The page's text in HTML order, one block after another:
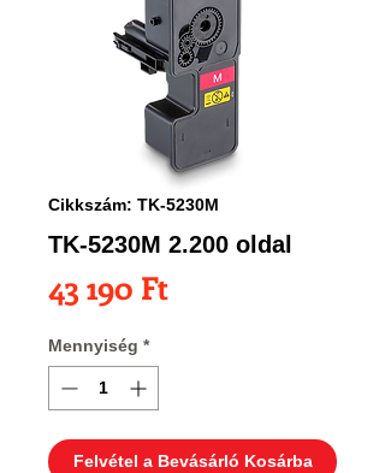
Cikkszám: TK-5230M
TK-5230M 2.200 oldal
43 190 FtÁr
Mennyiség *
Felvétel a Bevásárló Kosárba